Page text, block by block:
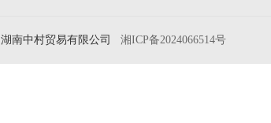
南中村贸易有限公司 湘ICP备2024066514号